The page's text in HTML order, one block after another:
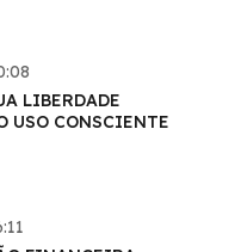
LIBERDADE
USO CONSCIENTE